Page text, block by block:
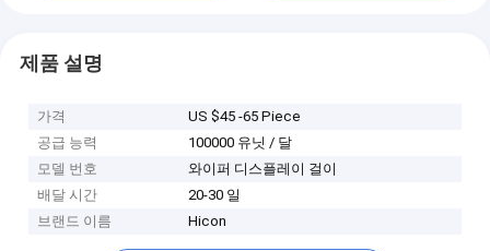
제품 설명
가격
US $45 -65 Piece
공급 능력
100000 유닛 / 달
모델 번호
와이퍼 디스플레이 걸이
배달 시간
20-30 일
브랜드 이름
Hicon